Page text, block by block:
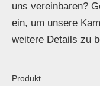
uns vereinbaren?
ein, um unsere
weitere Details zu
Produkt